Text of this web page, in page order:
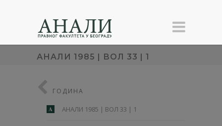
АНAЛИ 1985 | ВОЛ 33 | 1
ГОДИНА
A АНAЛИ 1985 | ВОЛ 33 | 1